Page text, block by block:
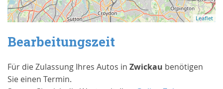
Leaflet
Bearbeitungszeit
Für die Zulassung Ihres Autos in Zwickau benötigen
Sie einen Termin.